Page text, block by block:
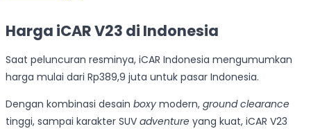
Harga iCAR V23 di Indonesia
Saat peluncuran resminya, iCAR Indonesia mengumumkan
harga mulai dari Rp389,9 juta untuk pasar Indonesia.
Dengan kombinasi desain boxy modern, ground clearance
tinggi, sampai karakter SUV adventure yang kuat, iCAR V23